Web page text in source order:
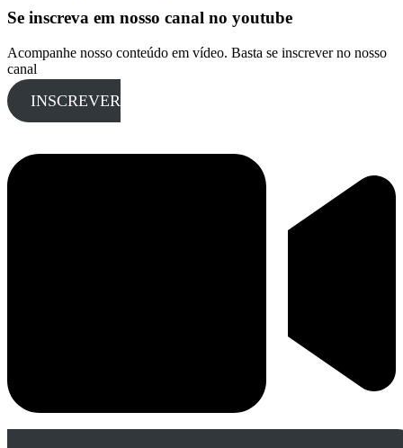
Se inscreva em nosso canal no youtube
Acompanhe nosso conteúdo em vídeo. Basta se inscrever no nosso
canal
INSCREVER